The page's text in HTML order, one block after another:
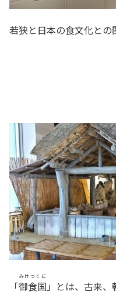
若狭と日本の食文化との
「御食国
みけつくに
」とは、古来、